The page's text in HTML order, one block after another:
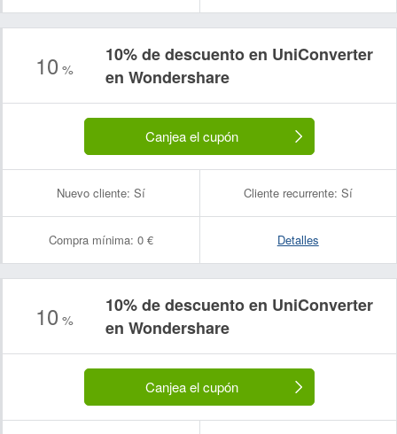
10 %
10% de descuento en UniConverter
en Wondershare
Canjea el cupón
Nuevo cliente: Sí Cliente recurrente: Sí
Compra mínima: 0 € Detalles
10 %
10% de descuento en UniConverter
en Wondershare
Canjea el cupón